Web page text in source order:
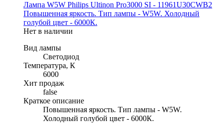
Лампа W5W Philips Ultinon Pro3000 SI - 11961U30CWB2
Повышенная яркость. Тип лампы - W5W. Холодный
голубой цвет - 6000К.
Нет в наличии
Вид лампы
Светодиод
Температура, К
6000
Хит продаж
false
Краткое описание
Повышенная яркость. Тип лампы - W5W.
Холодный голубой цвет - 6000К.